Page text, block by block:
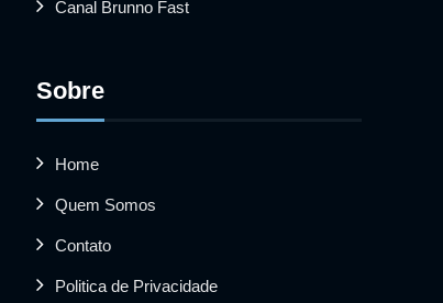
Canal Brunno Fast
Sobre
Home
Quem Somos
Contato
Politica de Privacidade